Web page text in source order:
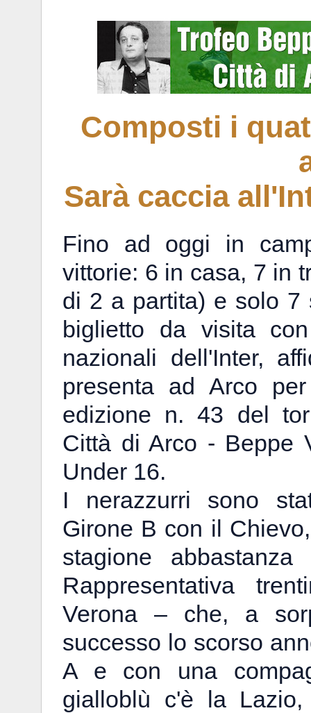
Composti i
Sarà caccia
Fino ad oggi in
vittorie: 6 in casa, 7 in
di 2 a partita) e solo 7
biglietto da visita
nazionali dell'Inter,
presenta ad Arco
edizione n. 43 del
Città di Arco - Beppe
Under 16.
I nerazzurri sono
Girone B con il
stagione
Rappresentativa
Verona – che, a
successo lo scorso
A e con una
gialloblù c'è la